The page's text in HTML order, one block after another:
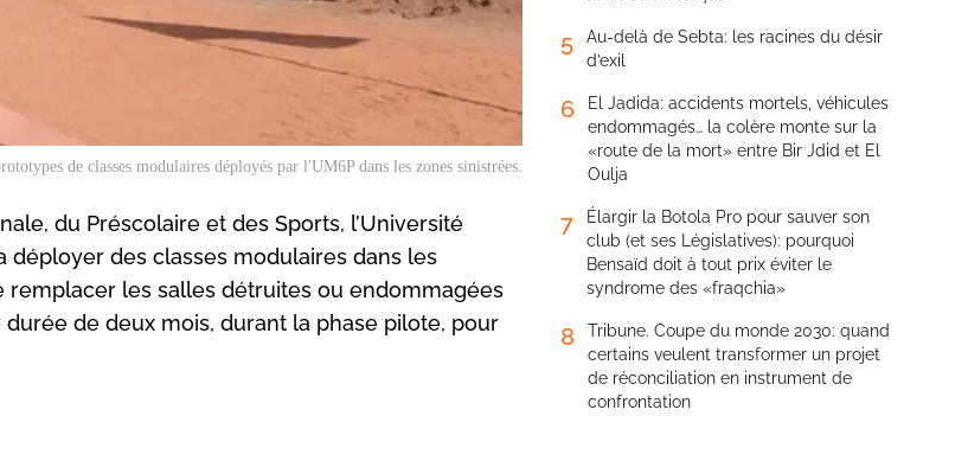
de classes modulaires déployés par l'UM6P dans les zones sinistrées.
du Préscolaire et des Sports, l’Université
déployer des classes modulaires dans les
remplacer les salles détruites ou endommagées
de deux mois, durant la phase pilote, pour
5
Au-delà de Sebta: les racines du désir
d’exil
6
El Jadida: accidents mortels, véhicules
endommagés… la colère monte sur la
«route de la mort» entre Bir Jdid et El
Oulja
7
Élargir la Botola Pro pour sauver son
club (et ses Législatives): pourquoi
Bensaïd doit à tout prix éviter le
syndrome des «fraqchia»
8
Tribune. Coupe du monde 2030: quand
certains veulent transformer un projet
de réconciliation en instrument de
confrontation